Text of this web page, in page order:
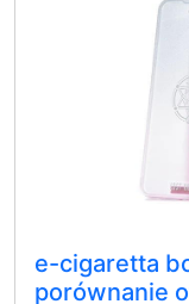
e-cigaretta
porównanie